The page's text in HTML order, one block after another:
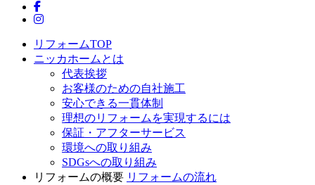
ニッカホーム公式Facebook
ニッカホーム公式Instagram
リフォームTOP
ニッカホームとは
代表挨拶
お客様のための自社施工
安心できる一貫体制
理想のリフォームを実現するには
保証・アフターサービス
環境への取り組み
SDGsへの取り組み
リフォームの概要 リフォームの流れ